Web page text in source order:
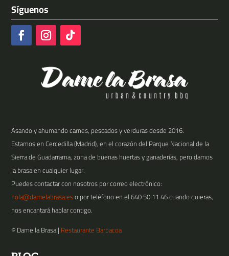
Síguenos
Asando y ahumando carnes, pescados y verduras desde 2016.
Estamos en Cercedilla (Madrid), en el corazón del Parque Nacional de la
Sierra de Guadarrama, zona de buenas huertas y ganaderías, pero damos
la brasa en cualquier lugar.
Puedes contactar con nosotros por correo electrónico:
hola@damelabrasa.eso por teléfono en el640 50 11 46cuando quieras,
nos encantará hablar contigo.
©️ Dame la Brasa | Restaurante Barbacoa